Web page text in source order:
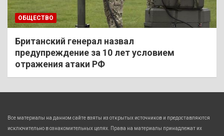
ОБЩЕСТВО
Британский генерал назвал
предупреждение за 10 лет условием
отражения атаки РФ
Все материалы на данном сайте взяты из открытых источников и предоставляются
исключительно в ознакомительных целях. Права на материалы принадлежат их